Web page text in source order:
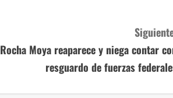
Moya reaparece y niega contar
resguardo de fuerzas